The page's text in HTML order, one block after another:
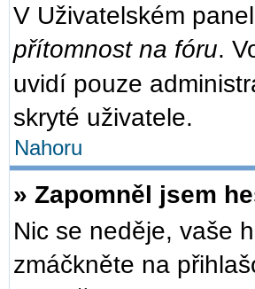
V Uživatelském
přítomnost na fóru.
uvidí pouze
skryté uživatele.
Nahoru
» Zapomněl jsem
Nic se neděje, vaše
zmáčkněte na